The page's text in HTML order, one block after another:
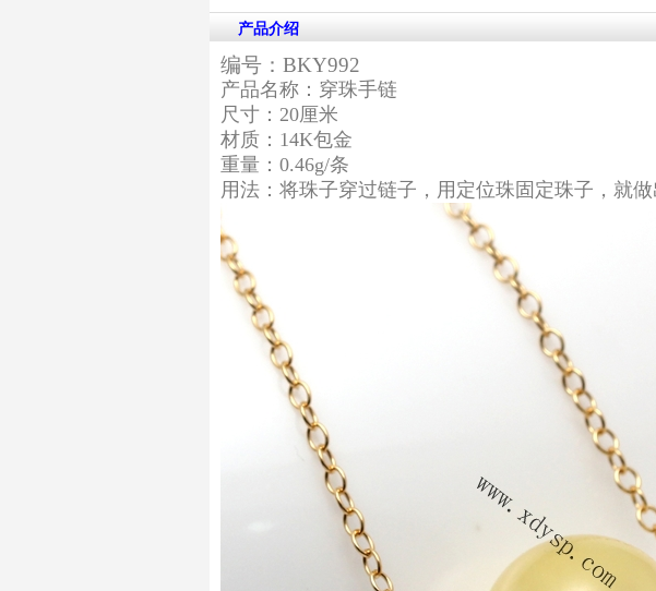
产品介绍
编号：BKY992
产品名称：穿珠手链
尺寸：20厘米
材质：14K包金
重量：0.46g/条
用法：将珠子穿过链子，用定位珠固定珠子，就